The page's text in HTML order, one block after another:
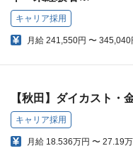
キャリア採用
月給 241,550円 〜 345,040
【秋田】ダイカスト・
キャリア採用
月給 18.536万円 〜 27.19